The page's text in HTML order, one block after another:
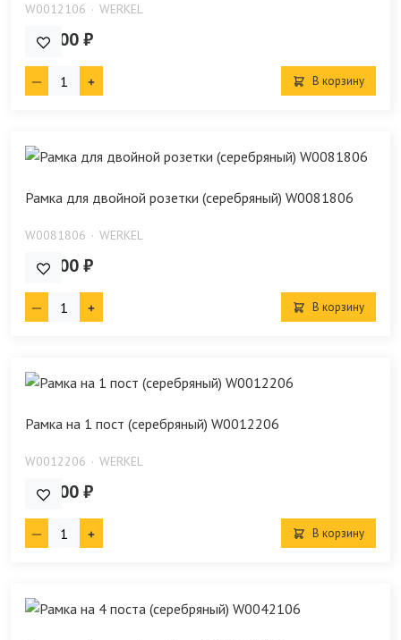
W0012106 WERKEL
321.00 ₽
В корзину
Рамка для двойной розетки (серебряный) W0081806
W0081806 WERKEL
456.00 ₽
В корзину
Рамка на 1 пост (серебряный) W0012206
W0012206 WERKEL
131.00 ₽
В корзину